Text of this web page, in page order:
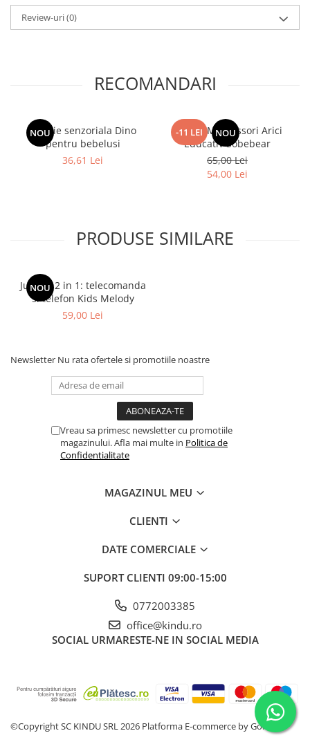
Review-uri(0)
RECOMANDARI
NOU
Jucarie senzoriala Dino
pentru bebelusi
36,61 Lei
-11 LEI NOU
Jucarie Montessori Arici
Educativ Sobebear
65,00 Lei
54,00 Lei
PRODUSE SIMILARE
NOU
Jucarie 2 in 1: telecomanda
si telefon Kids Melody
59,00 Lei
Newsletter Nu rata ofertele si promotiile noastre
Vreau sa primesc newsletter cu promotiile
magazinului. Afla mai multe in Politica de
Confidentialitate
MAGAZINUL MEU
CLIENTI
DATE COMERCIALE
SUPORT CLIENTI 09:00-15:00
0772003385
office@kindu.ro
SOCIAL URMARESTE-NE IN SOCIAL MEDIA
©Copyright SC KINDU SRL 2026 Platforma E-commerce by Gomag